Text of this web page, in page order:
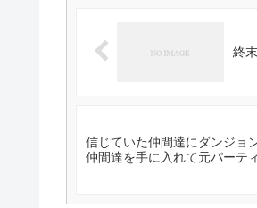
終
信じていた仲間達にダンジョ
仲間達を手に入れて元パーテ